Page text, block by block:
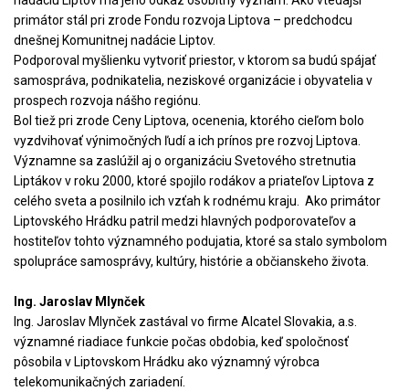
primátor stál pri zrode Fondu rozvoja Liptova – predchodcu
dnešnej Komunitnej nadácie Liptov.
Podporoval myšlienku vytvoriť priestor, v ktorom sa budú spájať
samospráva, podnikatelia, neziskové organizácie i obyvatelia v
prospech rozvoja nášho regiónu.
Bol tiež pri zrode Ceny Liptova, ocenenia, ktorého cieľom bolo
vyzdvihovať výnimočných ľudí a ich prínos pre rozvoj Liptova.
Významne sa zaslúžil aj o organizáciu Svetového stretnutia
Liptákov v roku 2000, ktoré spojilo rodákov a priateľov Liptova z
celého sveta a posilnilo ich vzťah k rodnému kraju. Ako primátor
Liptovského Hrádku patril medzi hlavných podporovateľov a
hostiteľov tohto významného podujatia, ktoré sa stalo symbolom
spolupráce samosprávy, kultúry, histórie a občianskeho života.
Ing. Jaroslav Mlynček
Ing. Jaroslav Mlynček zastával vo firme Alcatel Slovakia, a.s.
významné riadiace funkcie počas obdobia, keď spoločnosť
pôsobila v Liptovskom Hrádku ako významný výrobca
telekomunikačných zariadení.